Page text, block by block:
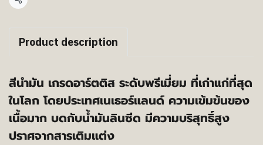
แชร์
Product description
สีนำมัน เกรดอาร์ตติส ระดับพรีเมี่ยม ที่เก่าแก่ที่สุด
ในโลก โดยประเทศเนเธอร์แลนด์ ความเข้มข้นของ
เนื้อมาก บดกับน้ำมันลินซีด มีความบริสุทธิ์สูง
ปราศจากสารเติมแต่ง